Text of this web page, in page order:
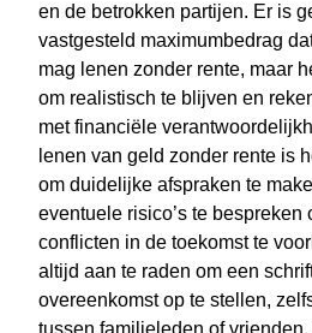
en de betrokken partijen. Er is
vastgesteld maximumbedrag
mag lenen zonder rente, maar
om realistisch te blijven en
met financiële
lenen van geld zonder rente is
om duidelijke afspraken te
eventuele risico’s te bespreken
conflicten in de toekomst te
altijd aan te raden om een
overeenkomst op te stellen,
tussen familieleden of vrienden,